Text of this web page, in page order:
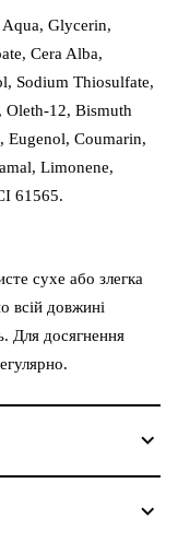
Glycerin,
Cera Alba,
Sodium Thiosulfate,
Oleth-12, Bismuth
Eugenol, Coumarin,
Limonene,
61565.
сухе або злегка
всій довжині
Для досягнення